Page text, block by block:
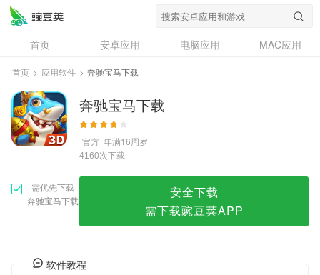
首页 安卓应用 电脑应用
MAC应用
资讯
专题
问答
首页 > 应用软件 > 奔驰宝马下载
奔驰宝马下载
官方 年满16周岁
4160次下载
需优先下载
奔驰宝马下载
安全下载
需下载豌豆荚APP
软件教程